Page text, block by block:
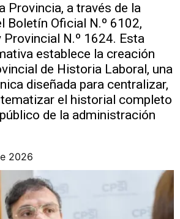
Provincia, a través de la
Boletín Oficial N.º 6102,
N.º 1624. Esta
establece la creación
de Historia Laboral, una
diseñada para centralizar,
el historial completo
de la administración
2026